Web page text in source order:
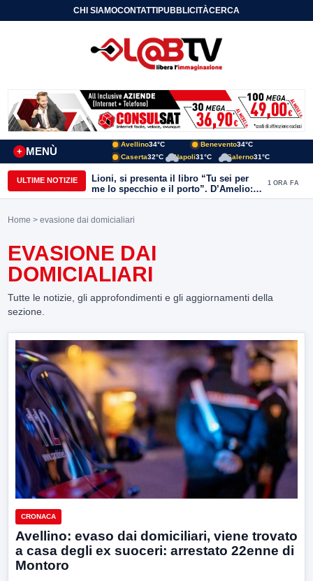
CHI SIAMOCONTATTIPUBBLICITÀCERCA
MENÙ
+
Avellino34°C Benevento34°C
Caserta32°C Napoli31°C Salerno31°C
ULTIME NOTIZIE
Lioni, si presenta il libro “Tu sei per
me lo specchio e il porto”. D’Amelio:
“Gettiamo un seme d’impegno futuro
1 ORA FA
Home > evasione dai domicialiari
EVASIONE DAI
DOMICIALIARI
Tutte le notizie, gli approfondimenti e gli aggiornamenti della
sezione.
CRONACA
Avellino: evaso dai domiciliari, viene trovato
a casa degli ex suoceri: arrestato 22enne di
Montoro